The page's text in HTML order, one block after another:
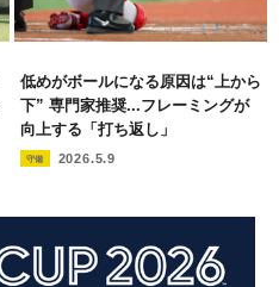
低めがボールになる原因は“上から
下” 専門家推奨...フレーミングが
向上する「打ち返し」
守備 2026.5.9